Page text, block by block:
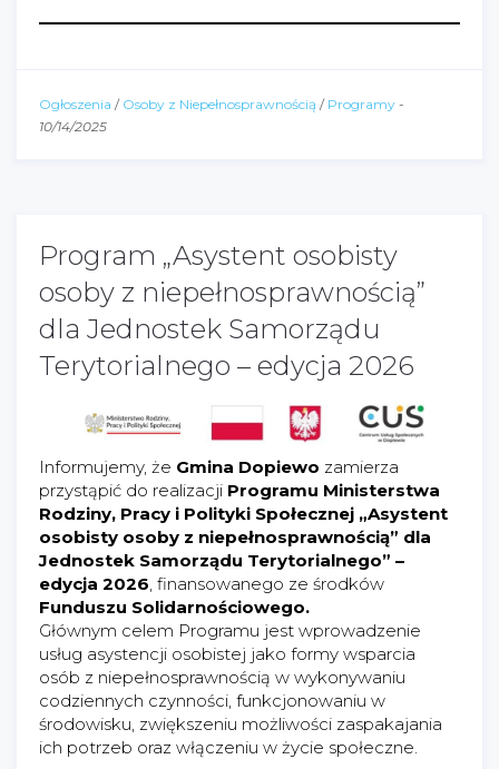
Ogłoszenia / Osoby z Niepełnosprawnością / Programy -
10/14/2025
Program „Asystent osobisty
osoby z niepełnosprawnością”
dla Jednostek Samorządu
Terytorialnego – edycja 2026
Informujemy, że Gmina Dopiewo zamierza
przystąpić do realizacji Programu Ministerstwa
Rodziny, Pracy i Polityki Społecznej „Asystent
osobisty osoby z niepełnosprawnością” dla
Jednostek Samorządu Terytorialnego” –
edycja 2026 , finansowanego ze środków
Funduszu Solidarnościowego.
Głównym celem Programu jest wprowadzenie
usług asystencji osobistej jako formy wsparcia
osób z niepełnosprawnością w wykonywaniu
codziennych czynności, funkcjonowaniu w
środowisku, zwiększeniu możliwości zaspakajania
ich potrzeb oraz włączeniu w życie społeczne.